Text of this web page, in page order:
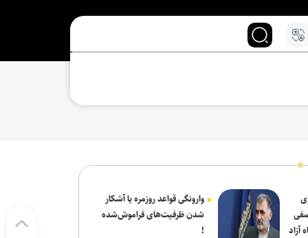
آزاد
وارونگی قواعد روزمره یا آشکار
شدن ظرفیت‌های فراموش‌شده
!